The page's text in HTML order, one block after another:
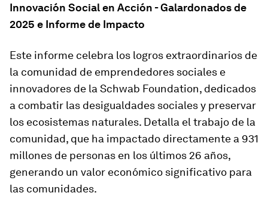
Innovación Social en Acción - Galardonados de
2025 e Informe de Impacto
Este informe celebra los logros extraordinarios de
la comunidad de emprendedores sociales e
innovadores de la Schwab Foundation, dedicados
a combatir las desigualdades sociales y preservar
los ecosistemas naturales. Detalla el trabajo de la
comunidad, que ha impactado directamente a 931
millones de personas en los últimos 26 años,
generando un valor económico significativo para
las comunidades.